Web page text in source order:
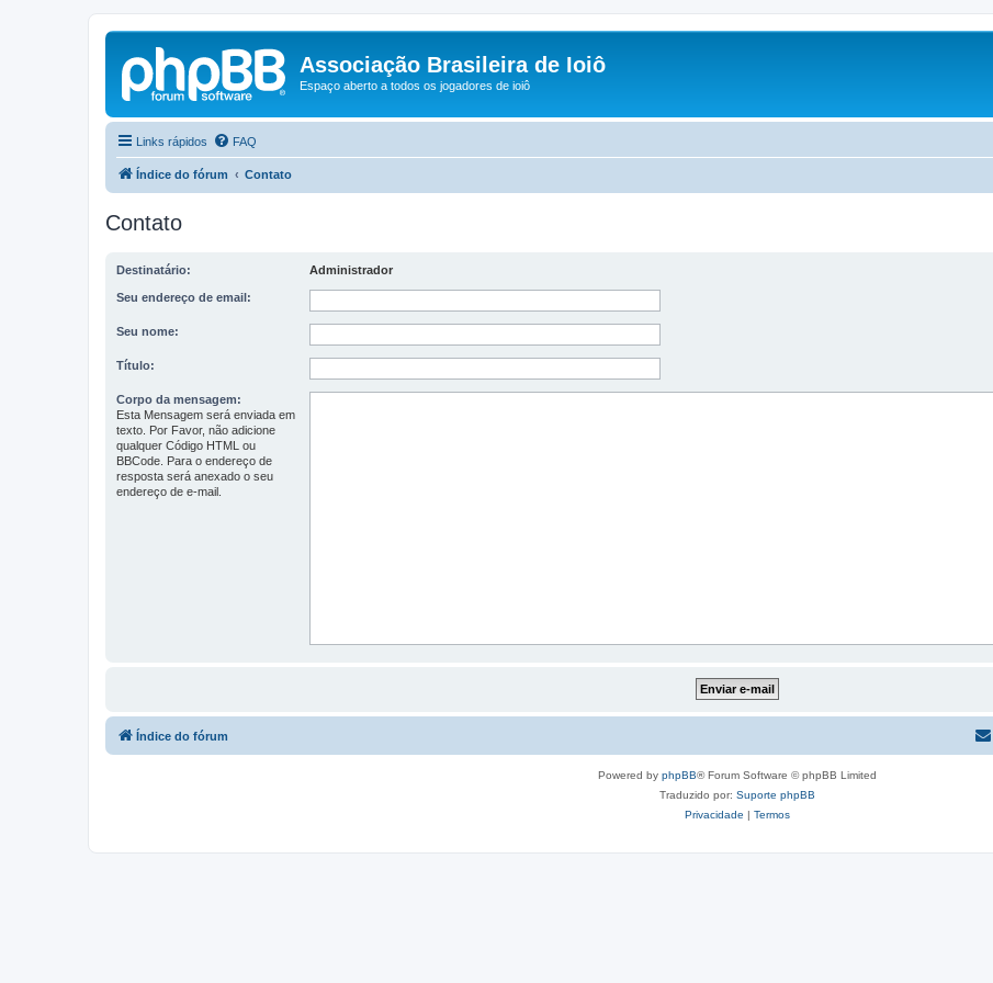
Associação Brasileira de Ioiô
Espaço aberto a todos os jogadores de ioiô
Links rápidos FAQ
Índice do fórum Contato
Contato
Destinatário: Administrador
Seu endereço de email:
Seu nome:
Título:
Corpo da mensagem:
Esta Mensagem será enviada em
texto. Por Favor, não adicione
qualquer Código HTML ou
BBCode. Para o endereço de
resposta será anexado o seu
endereço de e-mail.
Índice do fórum
Powered by phpBB® Forum Software © phpBB Limited
Traduzido por: Suporte phpBB
Privacidade | Termos